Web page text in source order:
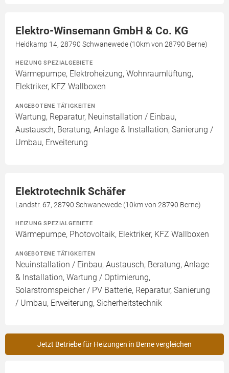
Elektro-Winsemann GmbH & Co. KG
Heidkamp 14, 28790 Schwanewede (10km von 28790 Berne)
HEIZUNG SPEZIALGEBIETE
Wärmepumpe, Elektroheizung, Wohnraumlüftung,
Elektriker, KFZ Wallboxen
ANGEBOTENE TÄTIGKEITEN
Wartung, Reparatur, Neuinstallation / Einbau,
Austausch, Beratung, Anlage & Installation, Sanierung /
Umbau, Erweiterung
Elektrotechnik Schäfer
Landstr. 67, 28790 Schwanewede (10km von 28790 Berne)
HEIZUNG SPEZIALGEBIETE
Wärmepumpe, Photovoltaik, Elektriker, KFZ Wallboxen
ANGEBOTENE TÄTIGKEITEN
Neuinstallation / Einbau, Austausch, Beratung, Anlage
& Installation, Wartung / Optimierung,
Solarstromspeicher / PV Batterie, Reparatur, Sanierung
/ Umbau, Erweiterung, Sicherheitstechnik
Jetzt Betriebe für Heizungen in Berne vergleichen